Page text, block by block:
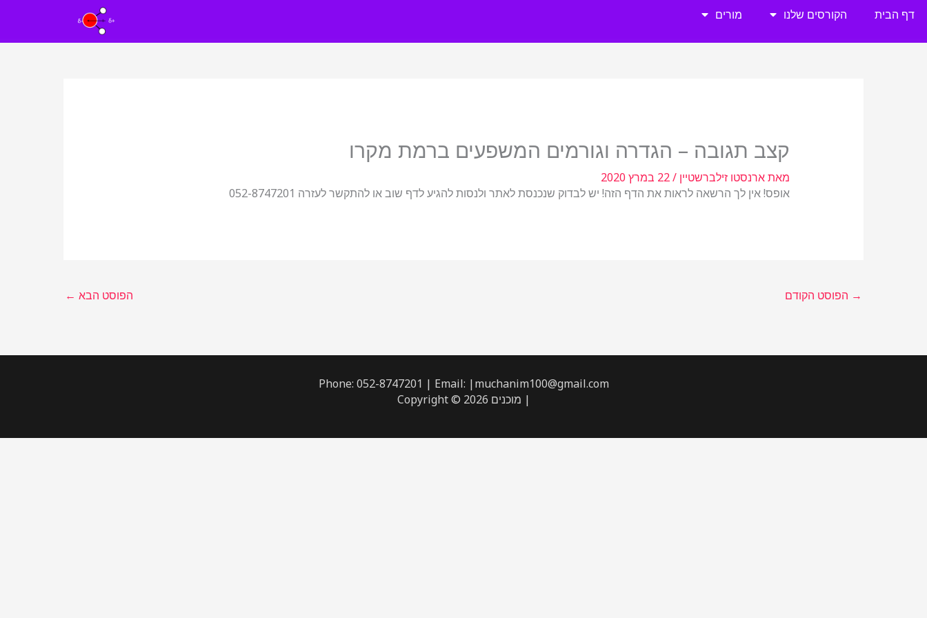
לתוכן
דף הבית הקורסים שלנו מורים
קצב תגובה – הגדרה וגורמים המשפעים ברמת מקרו
מאתארנסטו זילברשטיין /22 במרץ 2020
אופס! אין לך הרשאה לראות את הדף הזה! יש לבדוק שנכנסת לאתר ולנסות להגיע לדף שוב או להתקשר לעזרה 052-8747201
→ הפוסט הקודם הפוסט הבא ←
Phone: 052-8747201 | Email: |muchanim100@gmail.com
| מוכנים Copyright © 2026